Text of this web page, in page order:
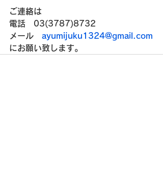
ご連絡は
電話　03(3787)8732
メール ayumijuku1324@gmail.com
にお願い致します。